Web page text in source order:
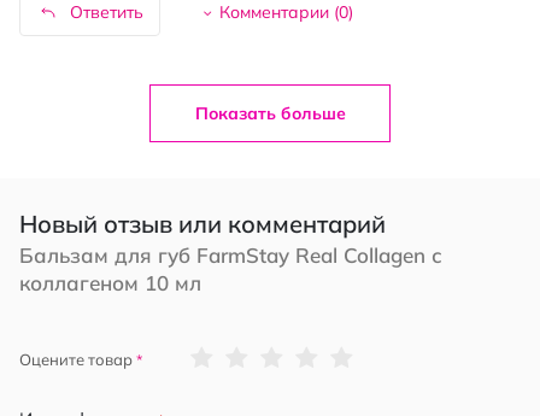
Ответить Комментарии (0)
Показать больше
Новый отзыв или комментарий
Бальзам для губ FarmStay Real Collagen с
коллагеном 10 мл
Оцените товар